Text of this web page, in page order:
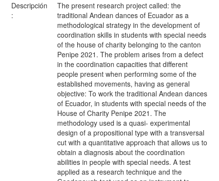
Descripción
:
The present research project called: the
traditional Andean dances of Ecuador as a
methodological strategy in the development of
coordination skills in students with special needs
of the house of charity belonging to the canton
Penipe 2021. The problem arises from a defect
in the coordination capacities that different
people present when performing some of the
established movements, having as general
objective: To work the traditional Andean dances
of Ecuador, in students with special needs of the
House of Charity Penipe 2021. The
methodology used is a quasi- experimental
design of a propositional type with a transversal
cut with a quantitative approach that allows us to
obtain a diagnosis about the coordination
abilities in people with special needs. A test
applied as a research technique and the